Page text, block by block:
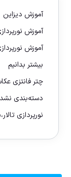
آموزش دیزاین
آموزش
آموزش
بیشتر بدانیم
چتر فانتزی
دسته‌بندی
نورپردازی